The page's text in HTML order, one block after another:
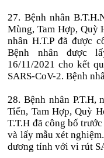
27. Bệnh nhân
Mùng, Tam Hợp, Quỳ
nhân H.T.P đã được
Bệnh nhân được
16/11/2021 cho kết
SARS-CoV-2. Bệnh
28. Bệnh nhân
Tiến, Tam Hợp, Quỳ
T.T.H đã công bố
và lấy mẫu xét
dương tính với vi rút